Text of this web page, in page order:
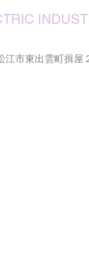
江市東出雲町揖屋